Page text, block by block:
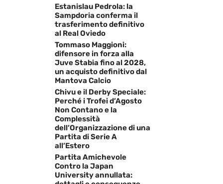
Estanislau Pedrola: la
Sampdoria conferma il
trasferimento definitivo
al Real Oviedo
Tommaso Maggioni:
difensore in forza alla
Juve Stabia fino al 2028,
un acquisto definitivo dal
Mantova Calcio
Chivu e il Derby Speciale:
Perché i Trofei d’Agosto
Non Contano e la
Complessità
dell’Organizzazione di una
Partita di Serie A
all’Estero
Partita Amichevole
Contro la Japan
University annullata: